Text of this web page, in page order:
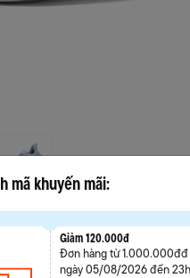
36 37
mã khuyến mãi:
Giảm 120.000đ
Đơn hàng từ
ngày 05/08/2026 đến